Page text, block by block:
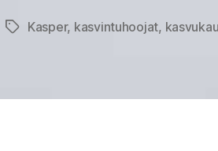
Avainsanat
Kasper, kasvintuhoojat,